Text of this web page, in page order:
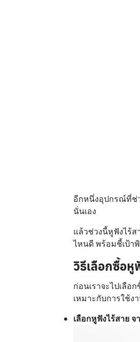
อีกหนึ่งอุปกรณ์ที่ช่
นั่นเอง
แล้วช่วงนี้หูฟังไร้
ไหนดี พร้อมชี้เป้า
วิธีเลือกซื้อหู
ก่อนเราจะไปเลือ
เหมาะกับการใช้ง
เลือกหูฟังไร้สาย